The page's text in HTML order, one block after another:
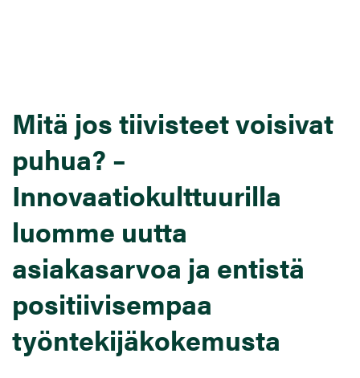
Mitä jos tiivisteet voisivat
puhua? –
Innovaatiokulttuurilla
luomme uutta
asiakasarvoa ja entistä
positiivisempaa
työntekijäkokemusta